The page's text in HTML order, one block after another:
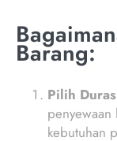
Barang:
Pilih
kebutuhan